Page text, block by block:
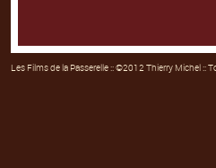
Les Films de la Passerelle:: ©2012 Thierry Michel ::